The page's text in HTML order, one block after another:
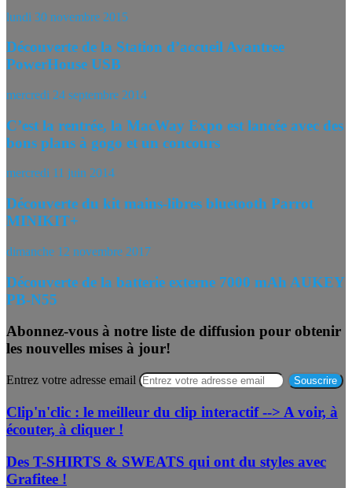
lundi 30 novembre 2015
Découverte de la Station d’accueil Avantree
PowerHouse USB
mercredi 24 septembre 2014
C’est la rentrée, la MacWay Expo est lancée avec des
bons plans à gogo et un concours
mercredi 11 juin 2014
Découverte du kit mains-libres bluetooth Parrot
MINIKIT+
dimanche 12 novembre 2017
Découverte de la batterie externe 7000 mAh AUKEY
PB-N55
Abonnez-vous à notre liste de diffusion pour obtenir
les nouvelles mises à jour!
Entrez votre adresse email
Clip'n'clic : le meilleur du clip interactif --> A voir, à
écouter, à cliquer !
Des T-SHIRTS & SWEATS qui ont du styles avec
Grafitee !